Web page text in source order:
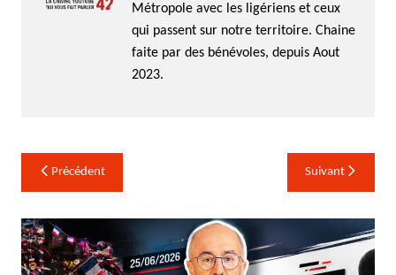
Métropole avec les ligériens et ceux
qui passent sur notre territoire. Chaine
faite par des bénévoles, depuis Aout
2023.
Navigation
de
l’article
Précédent Suivant